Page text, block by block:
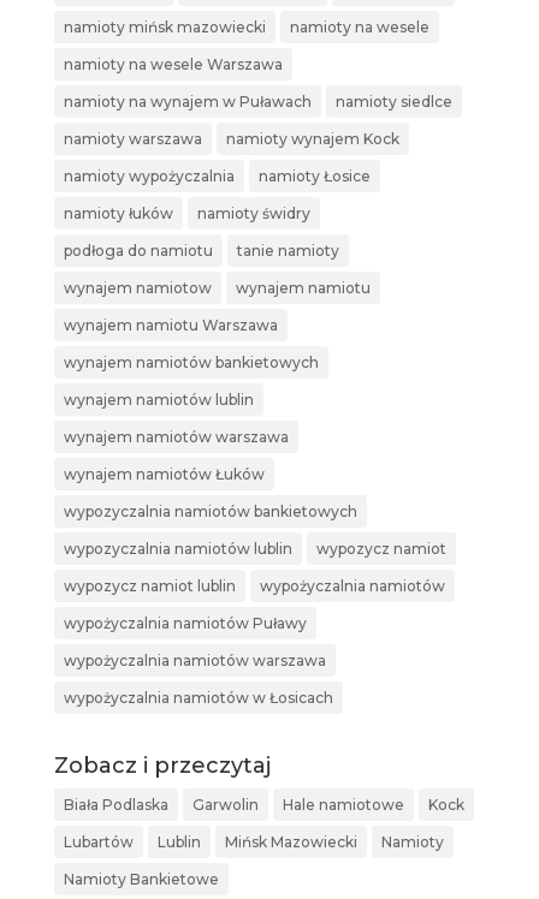
namioty mińsk mazowiecki namioty na wesele
namioty na wesele Warszawa
namioty na wynajem w Puławach namioty siedlce
namioty warszawa namioty wynajem Kock
namioty wypożyczalnia namioty Łosice
namioty łuków namioty świdry
podłoga do namiotu tanie namioty
wynajem namiotow wynajem namiotu
wynajem namiotu Warszawa
wynajem namiotów bankietowych
wynajem namiotów lublin
wynajem namiotów warszawa
wynajem namiotów Łuków
wypozyczalnia namiotów bankietowych
wypozyczalnia namiotów lublin wypozycz namiot
wypozycz namiot lublin wypożyczalnia namiotów
wypożyczalnia namiotów Puławy
wypożyczalnia namiotów warszawa
wypożyczalnia namiotów w Łosicach
Zobacz i przeczytaj
Biała Podlaska Garwolin Hale namiotowe Kock
Lubartów Lublin Mińsk Mazowiecki Namioty
Namioty Bankietowe